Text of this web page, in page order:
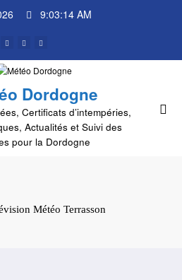
9:03:14 AM
Dordogne
Certificats d’intempéries,
Actualités et Suivi des
pour la Dordogne
Météo Terrasson